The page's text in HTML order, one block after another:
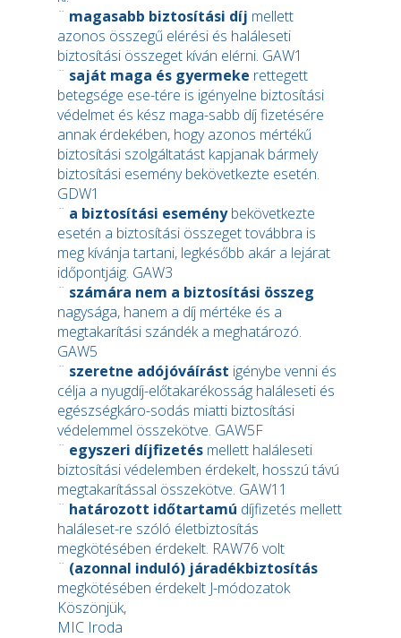
¨ magasabb biztosítási díj mellett
azonos összegű elérési és haláleseti
biztosítási összeget kíván elérni. GAW1
¨ saját maga és gyermeke rettegett
betegsége ese-tére is igényelne biztosítási
védelmet és kész maga-sabb díj fizetésére
annak érdekében, hogy azonos mértékű
biztosítási szolgáltatást kapjanak bármely
biztosítási esemény bekövetkezte esetén.
GDW1
¨ a biztosítási eseménybekövetkezte
esetén a biztosítási összeget továbbra is
meg kívánja tartani, legkésőbb akár a lejárat
időpontjáig. GAW3
¨ számára nem a biztosítási összeg
nagysága, hanem a díj mértéke és a
megtakarítási szándék a meghatározó.
GAW5
¨ szeretne adójóváírást igénybe venni és
célja a nyugdíj-előtakarékosság haláleseti és
egészségkáro-sodás miatti biztosítási
védelemmel összekötve. GAW5F
¨ egyszeri díjfizetés mellett haláleseti
biztosítási védelemben érdekelt, hosszú távú
megtakarítással összekötve. GAW11
¨ határozott időtartamú díjfizetés mellett
haláleset-re szóló életbiztosítás
megkötésében érdekelt. RAW76 volt
¨ (azonnal induló) járadékbiztosítás
megkötésében érdekelt J-módozatok
Köszönjük,
MIC Iroda